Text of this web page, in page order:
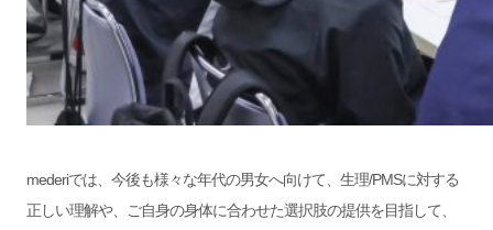
mederiでは、今後も様々な年代の男女へ向けて、生理/PMSに対する
正しい理解や、ご自身の身体に合わせた選択肢の提供を目指して、